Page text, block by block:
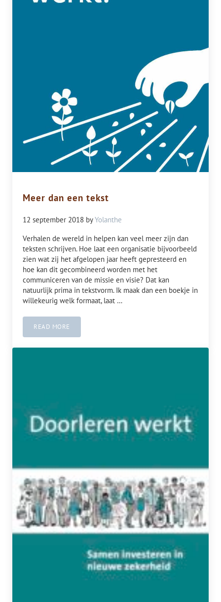
Meer dan een tekst
12 september 2018 byYolanthe
Verhalen de wereld in helpen kan veel meer zijn dan
teksten schrijven. Hoe laat een organisatie bijvoorbeeld
zien wat zij het afgelopen jaar heeft gepresteerd en
hoe kan dit gecombineerd worden met het
communiceren van de missie en visie? Dat kan
natuurlijk prima in tekstvorm. Ik maak dan een boekje in
willekeurig welk formaat, laat …
READ MOREMEER DAN EEN TEKST